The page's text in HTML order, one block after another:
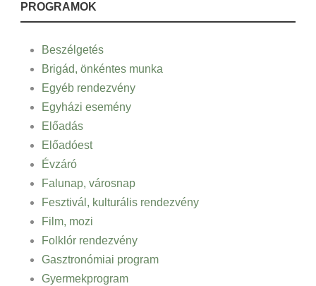
PROGRAMOK
Beszélgetés
Brigád, önkéntes munka
Egyéb rendezvény
Egyházi esemény
Előadás
Előadóest
Évzáró
Falunap, városnap
Fesztivál, kulturális rendezvény
Film, mozi
Folklór rendezvény
Gasztronómiai program
Gyermekprogram